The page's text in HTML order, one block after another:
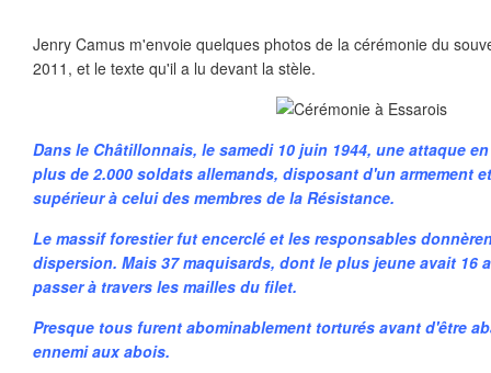
Jenry Camus m'envoie quelques photos de la cérémonie du
2011, et le texte qu'il a lu devant la stèle.
Dans le Châtillonnais, le samedi 10 juin 1944, une attaque
plus de 2.000 soldats allemands, disposant d'un armement
supérieur à celui des membres de la Résistance.
Le massif forestier fut encerclé et les responsables
dispersion. Mais 37 maquisards, dont le plus jeune avait 16
passer à travers les mailles du filet.
Presque tous furent abominablement torturés avant d'être
ennemi aux abois.